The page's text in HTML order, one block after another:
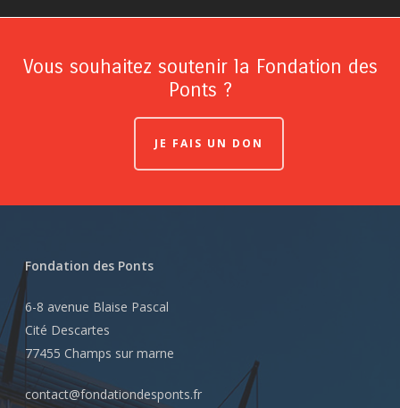
Vous souhaitez soutenir la Fondation des
Ponts ?
JE FAIS UN DON
Fondation des Ponts
6-8 avenue Blaise Pascal
Cité Descartes
77455 Champs sur marne
contact@fondationdesponts.fr